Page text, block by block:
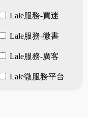
Lale服務-買迷
Lale服務-微書
Lale服務-廣客
Lale微服務平台